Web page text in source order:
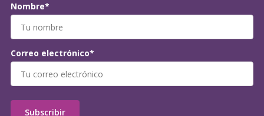
Nombre*
Correo electrónico*
Subscribir